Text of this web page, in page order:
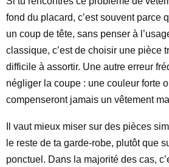
fond du placard, c’est souvent parce
un coup de tête, sans penser à
classique, c’est de choisir une pièce
difficile à assortir. Une autre erreur
négliger la coupe : une couleur forte
compenseront jamais un vêtement
Il vaut mieux miser sur des pièces
le reste de ta garde-robe, plutôt que
ponctuel. Dans la majorité des cas,